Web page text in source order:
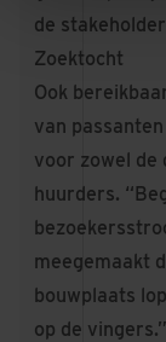
de
Zoektocht
Ook
van
voor zowel de
huurders.
meegemaakt
bouwplaats
op de